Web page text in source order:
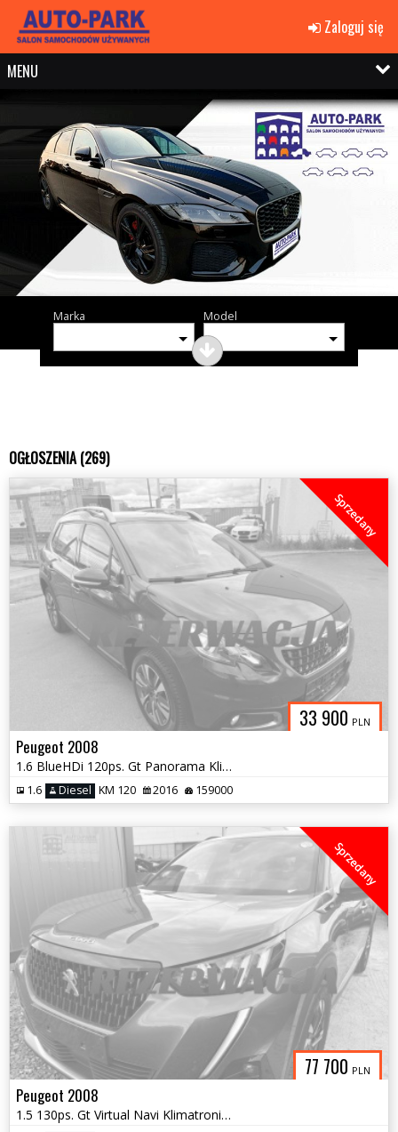
Zaloguj się
MENU
Marka Model
OGŁOSZENIA (269)
33 900 PLN
Sprzedany
Peugeot 2008
1.6 BlueHDi 120ps. Gt Panorama Klimatronic
1.6 Diesel KM 120 2016 159000
77 700 PLN
Sprzedany
Peugeot 2008
1.5 130ps. Gt Virtual Navi Klimatronic Grzane Fotele Kierownica 2021